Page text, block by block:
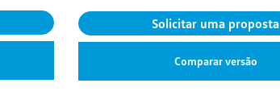
Solicitar uma proposta
Comparar versão